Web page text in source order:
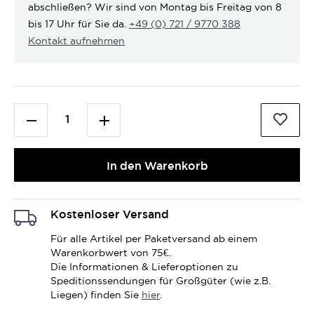
abschließen? Wir sind von Montag bis Freitag von 8
bis 17 Uhr für Sie da. +49 (0) 721 / 9770 388
Kontakt aufnehmen
In den Warenkorb
Kostenloser Versand
Für alle Artikel per Paketversand ab einem
Warenkorbwert von 75€.
Die Informationen & Lieferoptionen zu
Speditionssendungen für Großgüter (wie z.B.
Liegen) finden Sie hier.